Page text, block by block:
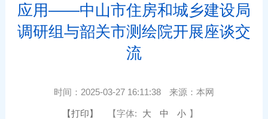
应用——中山市住房和城乡建设局
调研组与韶关市测绘院开展座谈交
流
时间： 2025-03-27 16:11:38 来源： 本网
【打印】 【字体: 大 中 小 】